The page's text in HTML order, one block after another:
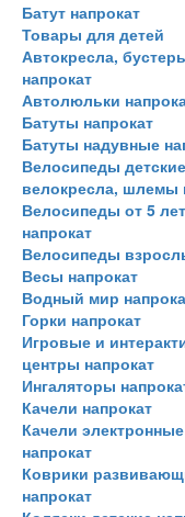
Батут напрокат
Товары для детей
Автокресла,
напрокат
Автолюльки
Батуты напрокат
Батуты надувные
Велосипеды
велокресла, шлемы
Велосипеды от 5 лет
напрокат
Велосипеды
Весы напрокат
Водный мир
Горки напрокат
Игровые и
центры напрокат
Ингаляторы
Качели напрокат
Качели электронные
напрокат
Коврики
напрокат